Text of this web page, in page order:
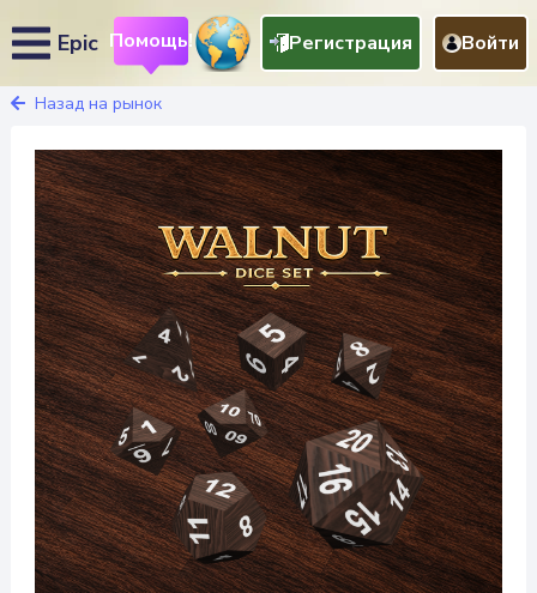
Epic Помощь! Регистрация Войти
Назад на рынок